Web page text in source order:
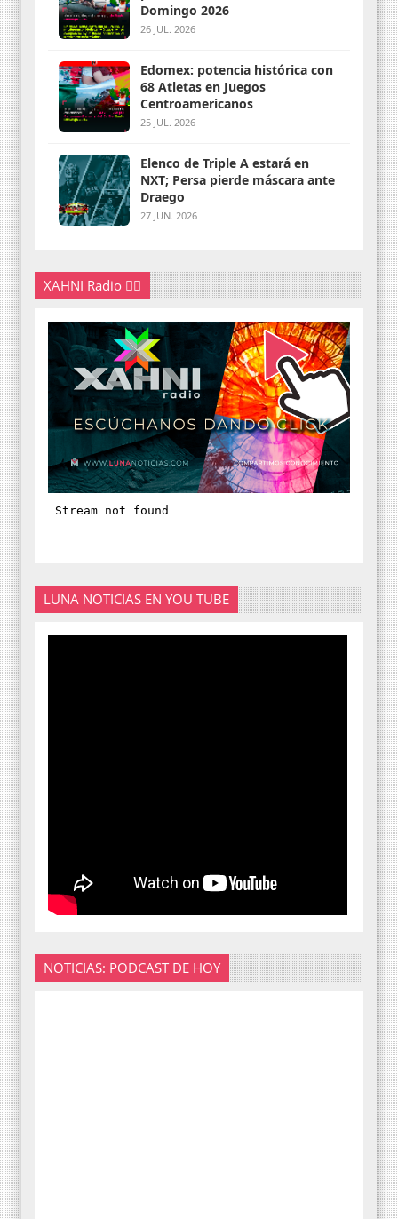
Domingo 2026
26 JUL. 2026
Edomex: potencia histórica con
68 Atletas en Juegos
Centroamericanos
25 JUL. 2026
Elenco de Triple A estará en
NXT; Persa pierde máscara ante
Draego
27 JUN. 2026
XAHNI Radio 👇🏽
LUNA NOTICIAS EN YOU TUBE
NOTICIAS: PODCAST DE HOY